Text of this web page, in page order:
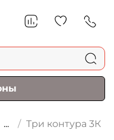
... Три контура 3К